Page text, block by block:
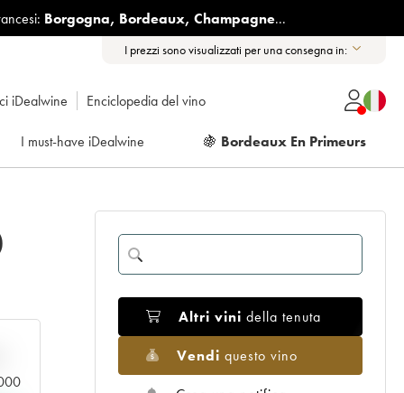
Borgogna, Bordeaux, Champagne...
I prezzi sono visualizzati per una consegna in:
iDealwine Enciclopedia del vino
I must-have iDealwine 🍇 Bordeaux En Primeurs
Altri vini della tenuta
Vendi questo vino